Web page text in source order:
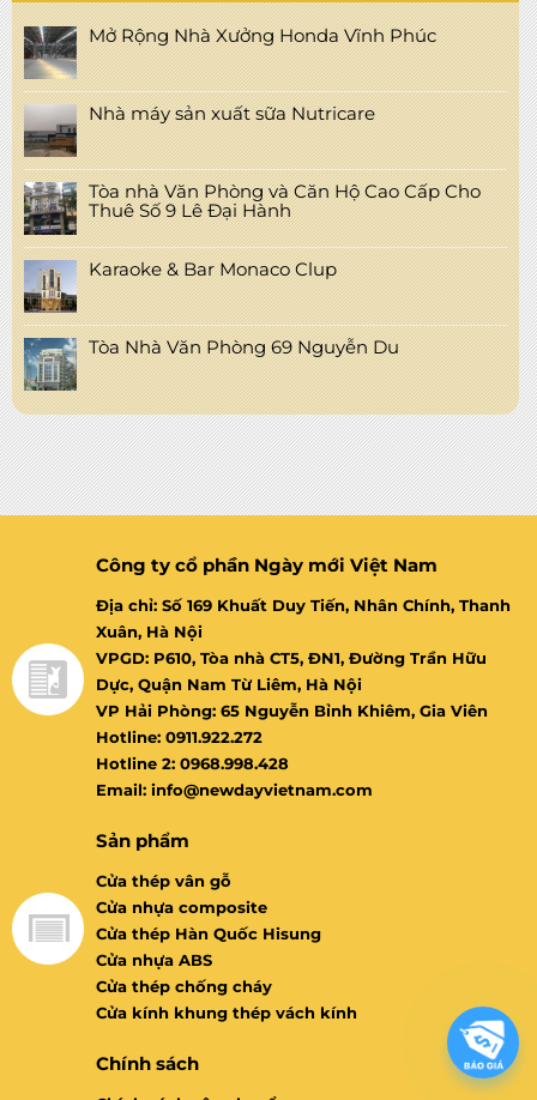
Mở Rộng Nhà Xưởng Honda Vĩnh Phúc
Nhà máy sản xuất sữa Nutricare
Tòa nhà Văn Phòng và Căn Hộ Cao Cấp Cho
Thuê Số 9 Lê Đại Hành
Karaoke & Bar Monaco Clup
Tòa Nhà Văn Phòng 69 Nguyễn Du
Công ty cổ phần Ngày mới Việt Nam
Địa chỉ: Số 169 Khuất Duy Tiến, Nhân Chính, Thanh
Xuân, Hà Nội
VPGD: P610, Tòa nhà CT5, ĐN1, Đường Trần Hữu
Dực, Quận Nam Từ Liêm, Hà Nội
VP Hải Phòng: 65 Nguyễn Bỉnh Khiêm, Gia Viên
Hotline: 0911.922.272
Hotline 2: 0968.998.428
Email: info@newdayvietnam.com
Sản phẩm
Cửa thép vân gỗ
Cửa nhựa composite
Cửa thép Hàn Quốc Hisung
Cửa nhựa ABS
Cửa thép chống cháy
Cửa kính khung thép vách kính
Chính sách